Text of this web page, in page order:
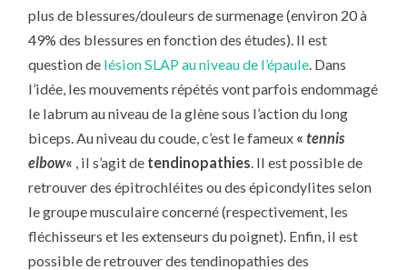
plus de blessures/douleurs de surmenage (environ 20 à
49% des blessures en fonction des études). Il est
question de lésion SLAP au niveau de l’épaule . Dans
l’idée, les mouvements répétés vont parfois endommagé
le labrum au niveau de la glène sous l’action du long
biceps. Au niveau du coude, c’est le fameux «tennis
elbow« , il s’agit de tendinopathies . Il est possible de
retrouver des épitrochléites ou des épicondylites selon
le groupe musculaire concerné (respectivement, les
fléchisseurs et les extenseurs du poignet). Enfin, il est
possible de retrouver des tendinopathies des